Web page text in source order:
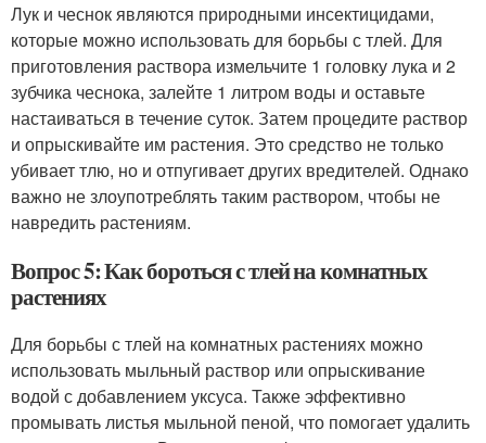
Лук и чеснок являются природными инсектицидами,
которые можно использовать для борьбы с тлей. Для
приготовления раствора измельчите 1 головку лука и 2
зубчика чеснока, залейте 1 литром воды и оставьте
настаиваться в течение суток. Затем процедите раствор
и опрыскивайте им растения. Это средство не только
убивает тлю, но и отпугивает других вредителей. Однако
важно не злоупотреблять таким раствором, чтобы не
навредить растениям.
Вопрос 5: Как бороться с тлей на комнатных
растениях
Для борьбы с тлей на комнатных растениях можно
использовать мыльный раствор или опрыскивание
водой с добавлением уксуса. Также эффективно
промывать листья мыльной пеной, что помогает удалить